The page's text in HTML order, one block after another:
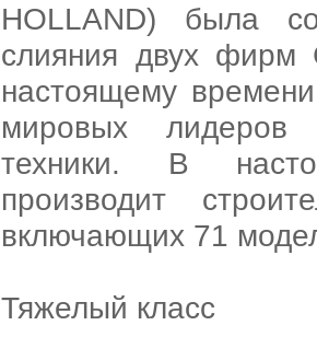
HOLLAND) была
слияния двух фирм
настоящему
мировых лидеров
техники. В
производит
включающих 71
Тяжелый класс